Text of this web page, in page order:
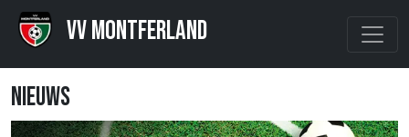
VV Montferland
Nieuws